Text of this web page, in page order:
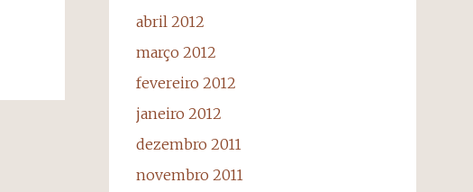
abril 2012
março 2012
fevereiro 2012
janeiro 2012
dezembro 2011
novembro 2011